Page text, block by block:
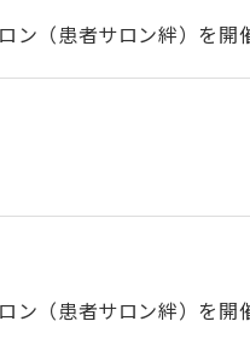
ン（患者サロン絆）を開
ン（患者サロン絆）を開